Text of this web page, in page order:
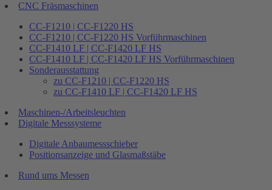
CNC Fräsmaschinen
CC-F1210 | CC-F1220 HS
CC-F1210 | CC-F1220 HS Vorführmaschinen
CC-F1410 LF | CC-F1420 LF HS
CC-F1410 LF | CC-F1420 LF HS Vorführmaschinen
Sonderausstattung
zu CC-F1210 | CC-F1220 HS
zu CC-F1410 LF | CC-F1420 LF HS
Maschinen-/Arbeitsleuchten
Digitale Messsysteme
Digitale Anbaumessschieber
Positionsanzeige und Glasmaßstäbe
Rund ums Messen